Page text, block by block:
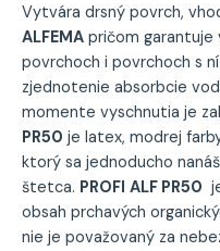
Vytvára drsný povrch,
ALFEMA pričom garantuje
povrchoch i povrchoch s
zjednotenie absorbcie
momente vyschnutia je
PR50 je latex, modrej
ktorý sa jednoducho
štetca. PROFI ALF PR50
obsah prchavých
nie je považovaný za